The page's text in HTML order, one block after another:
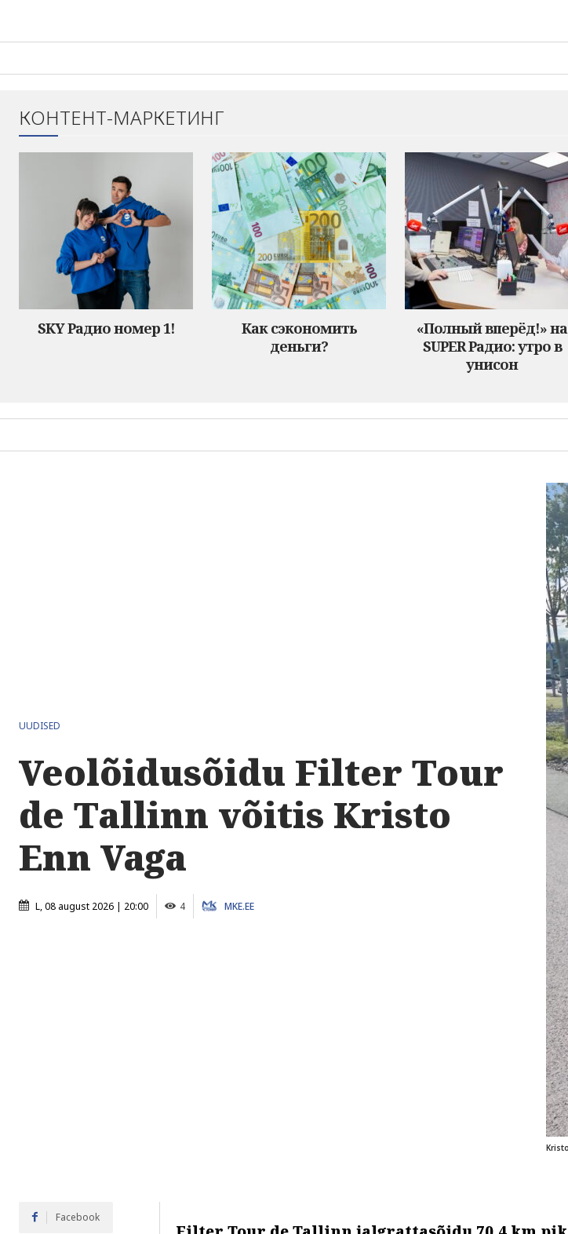
КОНТЕНТ-МАРКЕТИНГ
SKY Радио номер 1!
Как сэкономить
деньги?
«Полный вперёд!» на
SUPER Радио: утро в
унисон